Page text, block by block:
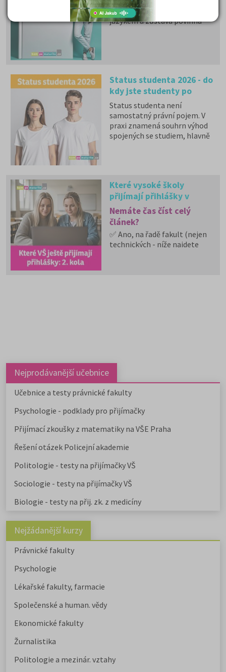
matematikou a cizím
jazykem a zůstává povinná
Status studenta 2026 - do
kdy jste studenty po
maturitě?
Status studenta není
samostatný právní pojem. V
praxi znamená souhrn výhod
spojených se studiem, hlavně
Které vysoké školy
přijímají přihlášky v
dalších měsících: 2. kola
Nemáte čas číst celý
článek?
✅ Ano, na řadě fakult (nejen
technických - níže najdete
možnosti mimo veřejné VŠ.
Nejprodávanější učebnice
Učebnice a testy právnické fakulty
Psychologie - podklady pro přijímačky
Přijímací zkoušky z matematiky na VŠE Praha
Řešení otázek Policejní akademie
Politologie - testy na přijímačky VŠ
Sociologie - testy na přijímačky VŠ
Biologie - testy na přij. zk. z medicíny
Nejžádanější kurzy
Právnické fakulty
Psychologie
Lékařské fakulty, farmacie
Společenské a human. vědy
Ekonomické fakulty
Žurnalistika
Politologie a mezinár. vztahy